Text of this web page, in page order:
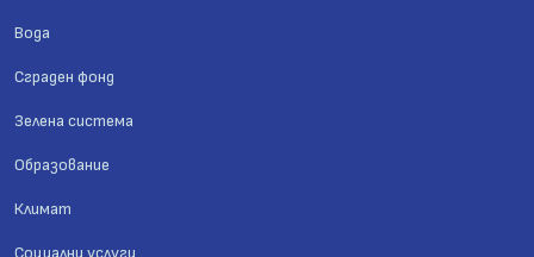
Вода
Сграден фонд
Зелена система
Образование
Климат
Социални услуги